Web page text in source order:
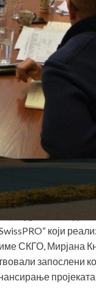
представљен је
за пројекат
„Подршка Владе
који
СКГО, Мирјана
запослени